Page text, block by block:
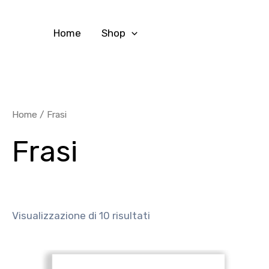
Home Shop
Home / Frasi
Frasi
Visualizzazione di 10 risultati
Questo